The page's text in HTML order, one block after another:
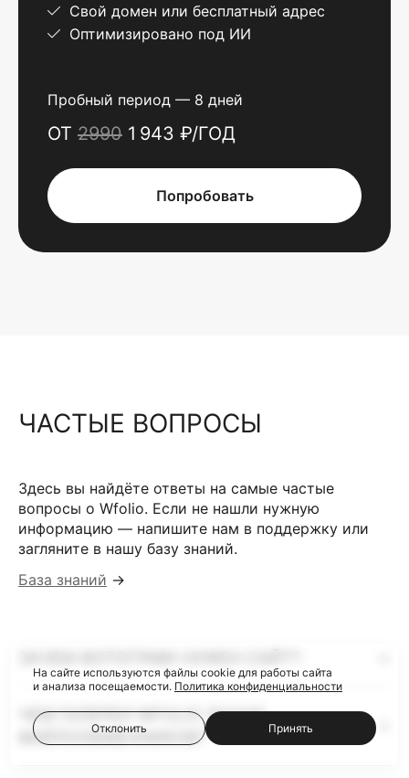
Свой домен или бесплатный адрес
Оптимизировано под ИИ
Пробный период — 8 дней
ОТ 2990 1 943 ₽/ГОД
Попробовать
ЧАСТЫЕ ВОПРОСЫ
Здесь вы найдёте ответы на самые частые
вопросы о Wfolio. Если не нашли нужную
информацию — напишите нам в поддержку или
загляните в нашу базу знаний.
База знаний →
ЧЕМ ГАЛЕРЕИ WFOLIO ЛУЧШЕ
ФАЙЛООБМЕННИКОВ?
На сайте используются файлы cookie для работы сайта
и анализа посещаемости. Политика конфиденциальности
Отклонить Принять